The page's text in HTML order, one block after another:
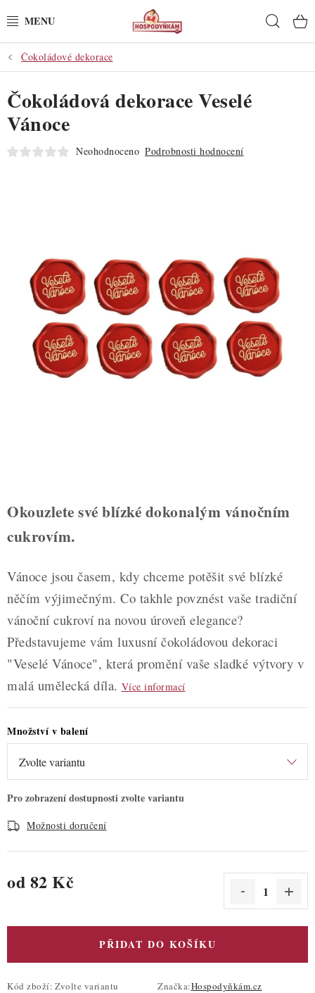
na
POTŘEBY
POMŮCKY
SUROVINY
POCHUTINY
ZDRAVÉ PEČENÍ
DÁRKOVÉ POUKAZY
Nepřevzetí zásilky na dobírku
Podmínky ochrany osobních údajů
Čokoládové dekorace
Okouzlete své blízké dokonalým vánočním
cukrovím.
Vánoce jsou časem, kdy chceme potěšit své blízké
něčím výjimečným. Co takhle povznést vaše tradiční
vánoční cukroví na novou úroveň elegance?
Představujeme vám luxusní čokoládovou dekoraci
"Veselé Vánoce", která promění vaše sladké výtvory v
malá umělecká díla. Více informací
Množství v balení
Možnosti doručení
od 82 Kč
PŘIDAT DO KOŠÍKU
Kód zboží: Zvolte variantu Značka:Hospodyňkám.cz
Čokoládová dekorace Veselé
Vánoce
Neohodnoceno Podrobnosti hodnocení